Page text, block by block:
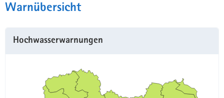
Warnübersicht
Hochwasserwarnungen